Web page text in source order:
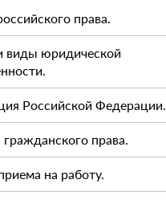
права.
виды юридической
Российской Федерации.
права.
на работу.